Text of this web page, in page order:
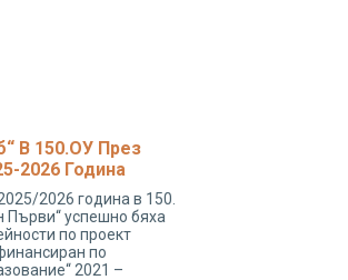
В 150.ОУ През
2026 Година
2026 година в 150.
успешно бяха
по проект
по
2021 –